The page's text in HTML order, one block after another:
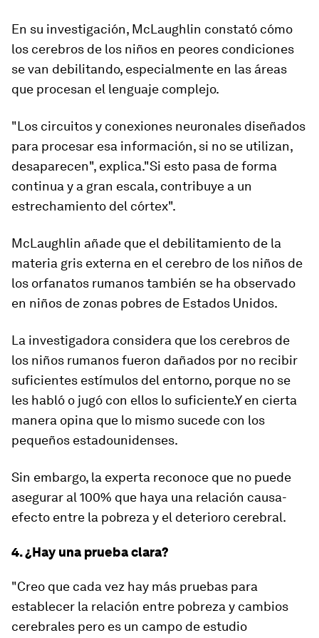
En su investigación, McLaughlin constató cómo
los cerebros de los niños en peores condiciones
se van debilitando, especialmente en las áreas
que procesan el lenguaje complejo.
"Los circuitos y conexiones neuronales diseñados
para procesar esa información, si no se utilizan,
desaparecen", explica."Si esto pasa de forma
continua y a gran escala, contribuye a un
estrechamiento del córtex".
McLaughlin añade que el debilitamiento de la
materia gris externa en el cerebro de los niños de
los orfanatos rumanos también se ha observado
en niños de zonas pobres de Estados Unidos.
La investigadora considera que los cerebros de
los niños rumanos fueron dañados por no recibir
suficientes estímulos del entorno, porque no se
les habló o jugó con ellos lo suficiente.Y en cierta
manera opina que lo mismo sucede con los
pequeños estadounidenses.
Sin embargo, la experta reconoce que no puede
asegurar al 100% que haya una relación causa-
efecto entre la pobreza y el deterioro cerebral.
4. ¿Hay una prueba clara?
"Creo que cada vez hay más pruebas para
establecer la relación entre pobreza y cambios
cerebrales pero es un campo de estudio